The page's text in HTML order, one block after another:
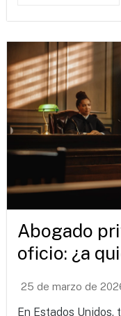
Abogado
oficio: ¿a
25 de marzo de
En Estados